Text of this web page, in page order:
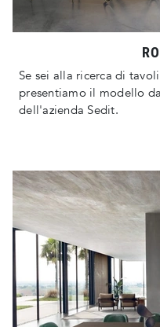
Se sei alla ricerca di
presentiamo il modello
dell'azienda Sedit.